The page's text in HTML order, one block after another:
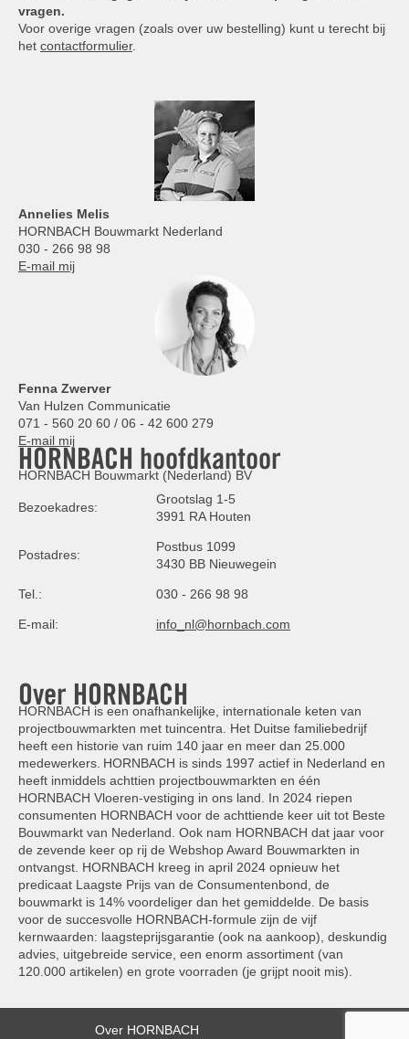
vragen.
Voor overige vragen (zoals over uw bestelling) kunt u terecht bij
het contactformulier.
Annelies Melis
HORNBACH Bouwmarkt Nederland
030 - 266 98 98
E-mail mij
Fenna Zwerver
Van Hulzen Communicatie
071 - 560 20 60 / 06 - 42 600 279
E-mail mij
HORNBACH hoofdkantoor
HORNBACH Bouwmarkt (Nederland) BV
Bezoekadres:
Grootslag 1-5
3991 RA Houten
Postadres:
Postbus 1099
3430 BB Nieuwegein
Tel.: 030 - 266 98 98
E-mail: info_nl@hornbach.com
Over HORNBACH
HORNBACH is een onafhankelijke, internationale keten van
projectbouwmarkten met tuincentra. Het Duitse familiebedrijf
heeft een historie van ruim 140 jaar en meer dan 25.000
medewerkers. HORNBACH is sinds 1997 actief in Nederland en
heeft inmiddels achttien projectbouwmarkten en één
HORNBACH Vloeren-vestiging in ons land. In 2024 riepen
consumenten HORNBACH voor de achttiende keer uit tot Beste
Bouwmarkt van Nederland. Ook nam HORNBACH dat jaar voor
de zevende keer op rij de Webshop Award Bouwmarkten in
ontvangst. HORNBACH kreeg in april 2024 opnieuw het
predicaat Laagste Prijs van de Consumentenbond, de
bouwmarkt is 14% voordeliger dan het gemiddelde. De basis
voor de succesvolle HORNBACH-formule zijn de vijf
kernwaarden: laagsteprijsgarantie (ook na aankoop), deskundig
advies, uitgebreide service, een enorm assortiment (van
120.000 artikelen) en grote voorraden (je grijpt nooit mis).
Over HORNBACH